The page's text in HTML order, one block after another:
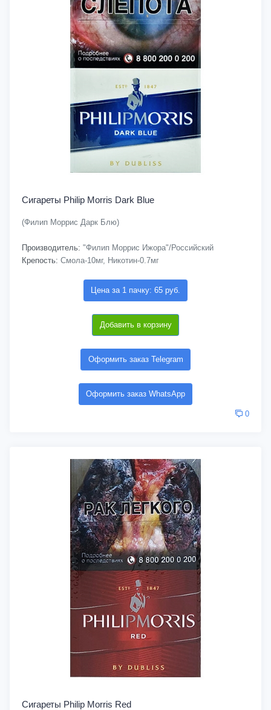
Сигареты Philip Morris Dark Blue
(Филип Моррис Дарк Блю)
Производитель: "Филип Моррис Ижора"/Российский
Крепость: Смола-10мг, Никотин-0.7мг
Цена за 1 пачку: 65 руб.
Добавить в корзину
Оформить заказ Telegram
Оформить заказ WhatsApp
0
Сигареты Philip Morris Red